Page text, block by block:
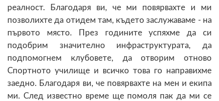
реалност. Благодаря ви, че ми повярвахте и ми
позволихте да отидем там, където заслужаваме - на
първото място. През годините успяхме да си
подобрим значително инфраструктурата, да
подпомогнем клубовете, да отворим отново
Спортното училище и всичко това го направихме
заедно. Благодаря ви, че повярвахте на мен и екипа
ми. След известно време ще помоля пак да ми се